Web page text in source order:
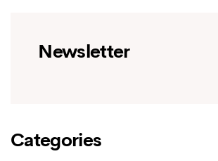
Newsletter
Categories